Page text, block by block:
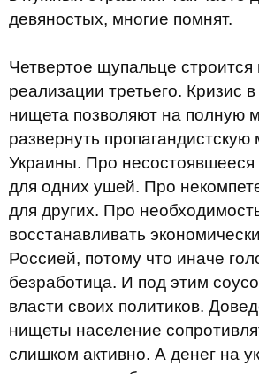
девяностых, многие помнят.
Четвертое щупальце
реализации третьего. Кризис
нищета позволяют на полную
развернуть
Украины. Про несостоявшееся
для одних ушей. Про
для других. Про
восстанавливать
Россией, потому что иначе
безработица. И под этим
власти своих политиков.
нищеты население
слишком активно. А денег на